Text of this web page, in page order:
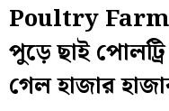
Poultry
পুড়ে ছাই
গেল হাজার